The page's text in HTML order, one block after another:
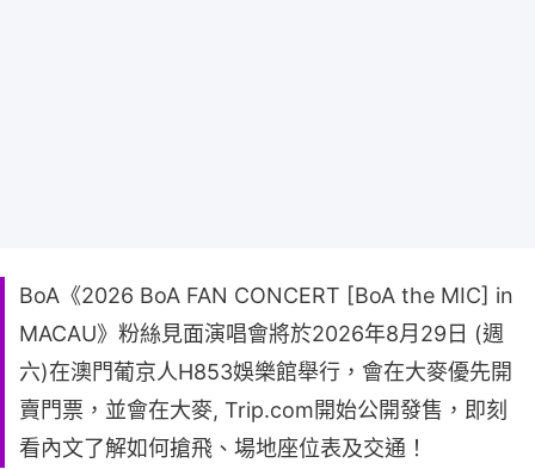
BoA《2026 BoA FAN CONCERT [BoA the MIC] in
MACAU》粉絲見面演唱會將於2026年8月29日 (週
六)在澳門葡京人H853娛樂館舉行，會在大麥優先開
賣門票，並會在大麥, Trip.com開始公開發售，即刻
看內文了解如何搶飛、場地座位表及交通！